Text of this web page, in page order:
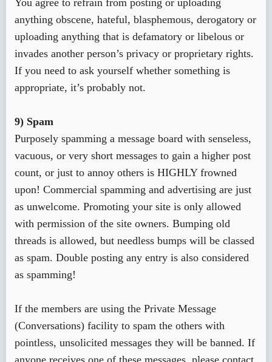
anything obscene, hateful, blasphemous, derogatory or
uploading anything that is defamatory or libelous or
invades another person’s privacy or proprietary rights.
If you need to ask yourself whether something is
appropriate, it’s probably not.
9) Spam
Purposely spamming a message board with senseless,
vacuous, or very short messages to gain a higher post
count, or just to annoy others is HIGHLY frowned
upon! Commercial spamming and advertising are just
as unwelcome. Promoting your site is only allowed
with permission of the site owners. Bumping old
threads is allowed, but needless bumps will be classed
as spam. Double posting any entry is also considered
as spamming!
If the members are using the Private Message
(Conversations) facility to spam the others with
pointless, unsolicited messages they will be banned. If
anyone receives one of these messages, please contact